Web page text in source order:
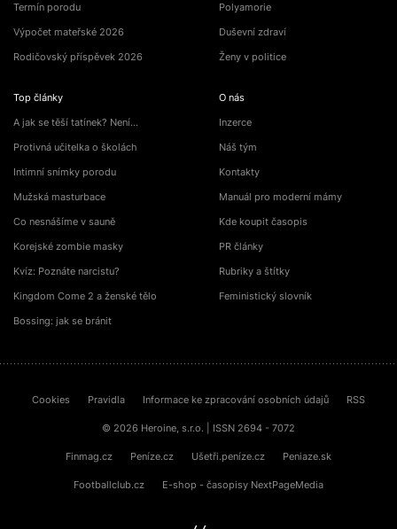
Termín porodu
Výpočet mateřské 2026
Rodičovský příspěvek 2026
Top články
A jak se těší tatínek? Není…
Protivná učitelka o školách
Intimní snímky porodu
Mužská masturbace
Co nesnášíme v sauně
Korejské zombie masky
Kvíz: Poznáte narcistu?
Kingdom Come 2 a ženské tělo
Bossing: jak se bránit
Polyamorie
Duševní zdraví
Ženy v politice
O nás
Inzerce
Náš tým
Kontakty
Manuál pro moderní mámy
Kde koupit časopis
PR články
Rubriky a štítky
Feministický slovník
Cookies Pravidla Informace ke zpracování osobních údajů RSS
© 2026 Heroine, s.r.o. | ISSN 2694 - 7072
Finmag.cz Peníze.cz Ušetři.peníze.cz Peniaze.sk
Footballclub.cz E-shop - časopisy NextPageMedia